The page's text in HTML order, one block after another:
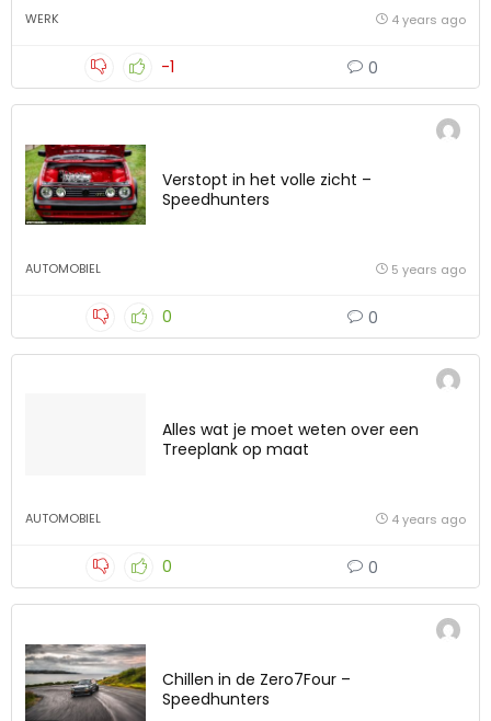
WERK 4 years ago
-1 0
Verstopt in het volle zicht –
Speedhunters
AUTOMOBIEL 5 years ago
0 0
Alles wat je moet weten over een
Treeplank op maat
AUTOMOBIEL 4 years ago
0 0
Chillen in de Zero7Four –
Speedhunters